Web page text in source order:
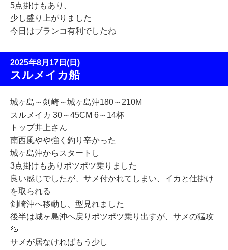
5点掛けもあり、
少し盛り上がりました
今日はブランコ有利でしたね
2025年8月17日(日)
スルメイカ船
城ヶ島～剣崎～城ヶ島沖180～210M
スルメイカ 30～45CM 6～14杯
トップ井上さん
南西風やや強く釣り辛かった
城ヶ島沖からスタートし
3点掛けもありポツポツ乗りました
良い感じでしたが、サメ付かれてしまい、イカと仕掛け
を取られる
剣崎沖へ移動し、型見れました
後半は城ヶ島沖へ戻りポツポツ乗り出すが、サメの猛攻
💦
サメが居なければもう少し